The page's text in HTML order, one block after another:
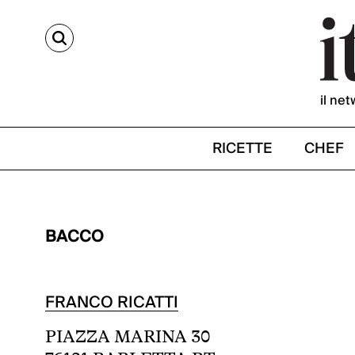
CERCA
il
RICETTE CHEF
BACCO
FRANCO RICATTI
PIAZZA MARINA 30